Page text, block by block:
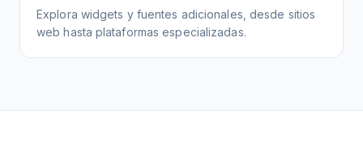
Explora widgets y fuentes adicionales, desde sitios
web hasta plataformas especializadas.